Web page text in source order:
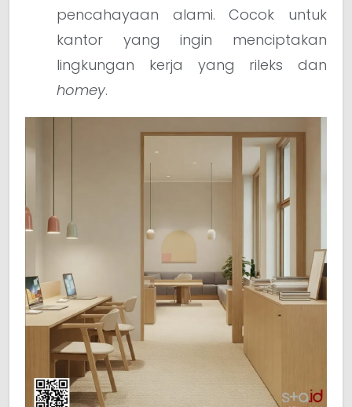
pencahayaan alami. Cocok untuk
kantor yang ingin menciptakan
lingkungan kerja yang rileks dan
homey.